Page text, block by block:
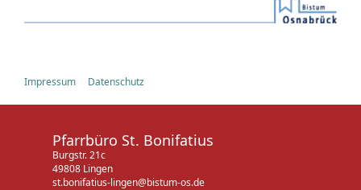
Impressum Datenschutz
Pfarrbüro St. Bonifatius
Burgstr. 21c
49808 Lingen
st.bonifatius-lingen@bistum-os.de